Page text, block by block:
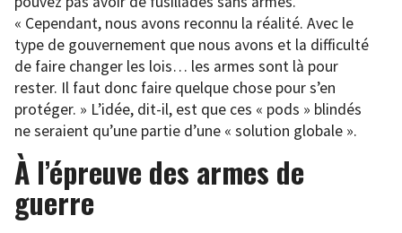
« Cependant, nous avons reconnu la réalité. Avec le
type de gouvernement que nous avons et la difficulté
de faire changer les lois… les armes sont là pour
rester. Il faut donc faire quelque chose pour s’en
protéger. » L’idée, dit-il, est que ces « pods » blindés
ne seraient qu’une partie d’une « solution globale ».
À l’épreuve des armes de
guerre